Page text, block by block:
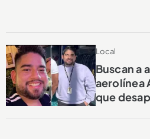
Local
Buscan a
aerolínea
que